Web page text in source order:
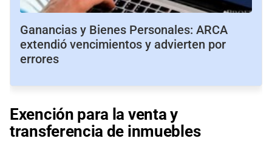
Ganancias y Bienes Personales: ARCA
extendió vencimientos y advierten por
errores
Exención para la venta y
transferencia de inmuebles